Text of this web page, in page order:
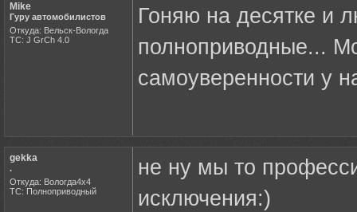
Mike
Гуру автомобилистов
Откуда: Вельск-Вологда
ТС: J GrCh 4.0
Гоняю на десятке и
полноприводные...
самоуверенности у
gekka
.
Откуда: Вологда4х4
ТС: Полноприводный
не ну мы то
исключения:)